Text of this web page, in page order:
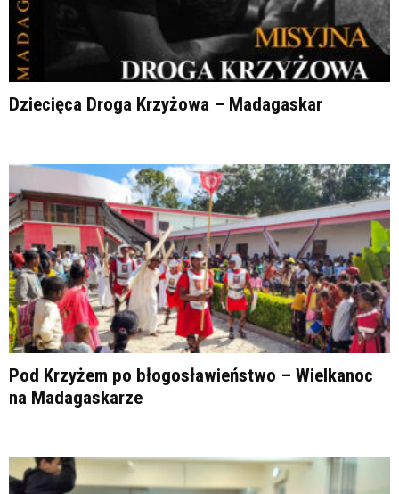
Dziecięca Droga Krzyżowa – Madagaskar
Pod Krzyżem po błogosławieństwo – Wielkanoc
na Madagaskarze